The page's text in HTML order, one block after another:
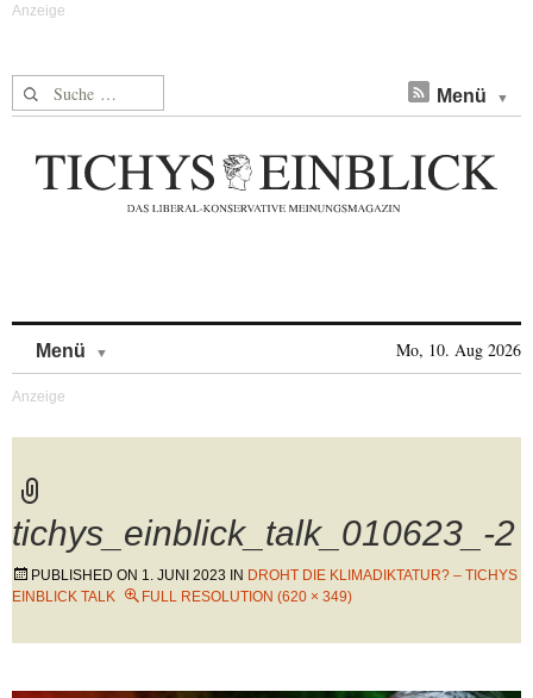
Suche nach: Menü
Menü Mo, 10. Aug 2026
tichys_einblick_talk_010623_-2
PUBLISHED ON 1. JUNI 2023 IN DROHT DIE KLIMADIKTATUR? – TICHYS
EINBLICK TALK
FULL RESOLUTION (620 × 349)